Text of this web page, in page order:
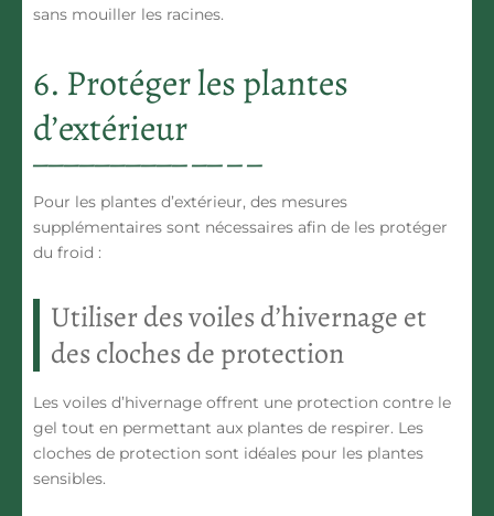
sans mouiller les racines.
6. Protéger les plantes
d’extérieur
Pour les plantes d’extérieur, des mesures
supplémentaires sont nécessaires afin de les protéger
du froid :
Utiliser des voiles d’hivernage et
des cloches de protection
Les voiles d’hivernage offrent une protection contre le
gel tout en permettant aux plantes de respirer. Les
cloches de protection sont idéales pour les plantes
sensibles.